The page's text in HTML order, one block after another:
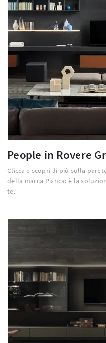
People in Rovere
Clicca e scopri di più sulla
della marca Pianca: è la
te.